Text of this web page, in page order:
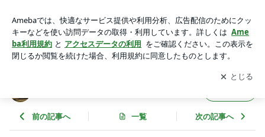
川眼科医院のブログ
アプリをダウンロードして ブログの更新通知
を受け取りまし
ょう。
開く
前の記事へ 一覧 次の記事へ